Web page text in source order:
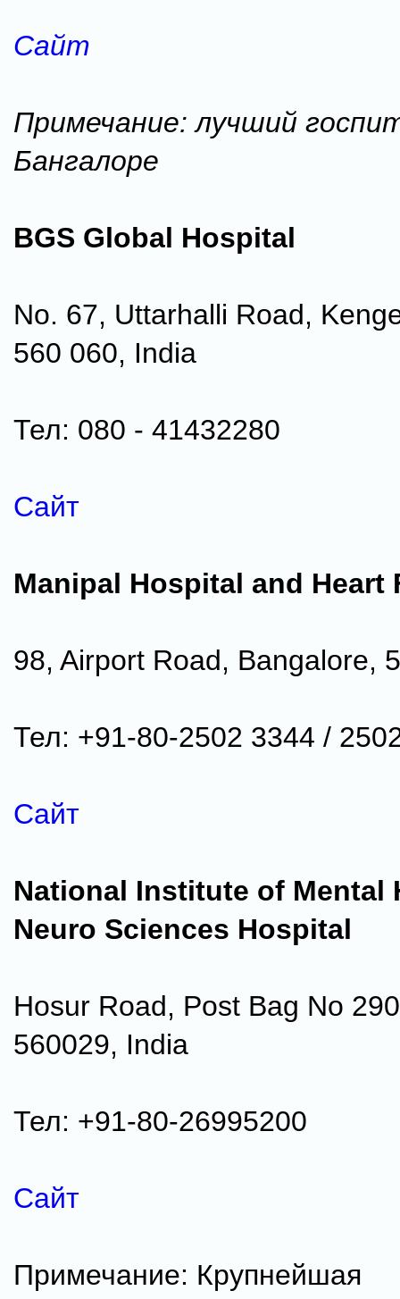
Сайт
Примечание: лучший
Бангалоре
BGS Global Hospital
No. 67, Uttarhalli Road,
560 060, India
Тел: 080 - 41432280
Сайт
Manipal Hospital and Heart
98, Airport Road, Bangalore,
Тел: +91-80-2502 3344 /
Сайт
National Institute of Mental
Neuro Sciences Hospital
Hosur Road, Post Bag No
560029, India
Тел: +91-80-26995200
Сайт
Примечание: Крупнейшая